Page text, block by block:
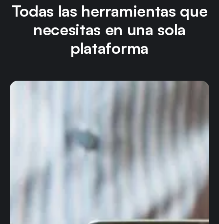
Todas las herramientas que
necesitas en una sola
plataforma